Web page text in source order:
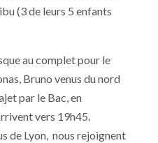
(3 de leurs 5 enfants
au complet pour le
Bruno venus du nord
par le Bac, en
vers 19h45.
de Lyon, nous rejoignent